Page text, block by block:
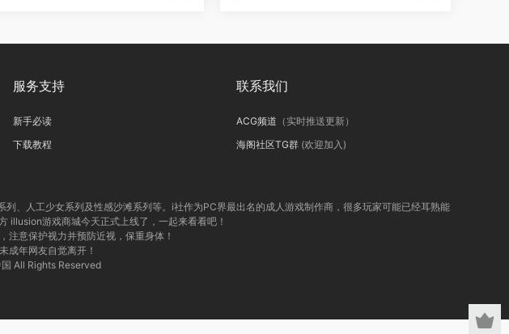
服务支持
新手必读
下载教程
联系我们
ACG频道 （实时推送更新）
海阁社区TG群(欢迎加入)
、人工少女系列及性感沙滩系列等。i社作为PC界最出名的成人游戏制作商，很多玩家可能已经耳熟能
illusion游戏商城今天正式上线了，一起来看看吧！
注意保护视力并预防近视，保重身体！
成年网友自觉离开！
All Rights Reserved